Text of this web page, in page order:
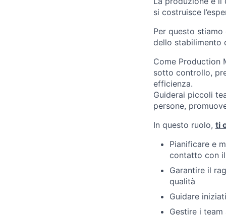
si costruisce
Per questo
dello stabilimento
Come Production
sotto controllo,
efficienza.
Guiderai piccoli
persone,
In questo ruolo, ti
Pianificare e
contatto con
Garantire il
qualità
Guidare
Gestire i